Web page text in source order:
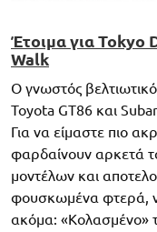
Έτοιμα για Tokyo
Walk
O γνωστός
Toyota GT86 και
Για να είμαστε πιο
φαρδαίνουν αρκετά
μοντέλων και
φουσκωμένα φτερά,
ακόμα: «Κολασμένο»